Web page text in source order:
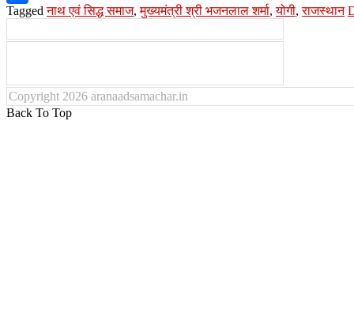
Share
Taggedनाथ एवं सिद्ध समाज,मुख्यमंत्री श्री भजनलाल शर्मा,योगी,राजस्थान
Copyright 2026 aranaadsamachar.in
Back To Top